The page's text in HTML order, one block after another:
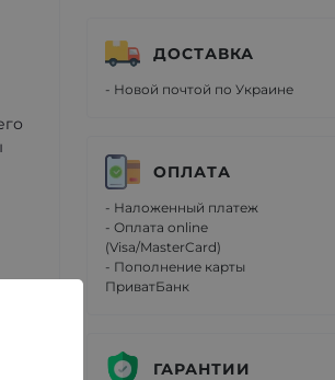
ДОСТАВКА
- Новой почтой по Украине
ОПЛАТА
- Наложенный платеж
- Оплата online
(Visa/MasterCard)
- Пополнение карты
ПриватБанк
ГАРАНТИИ